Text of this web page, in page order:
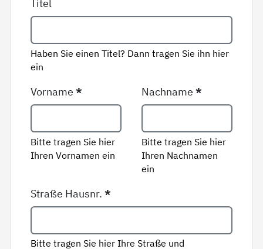
Titel
Haben Sie einen Titel? Dann tragen Sie ihn hier
ein
Vorname*
Bitte tragen Sie hier
Ihren Vornamen ein
Nachname*
Bitte tragen Sie hier
Ihren Nachnamen
ein
Straße Hausnr.*
Bitte tragen Sie hier Ihre Straße und